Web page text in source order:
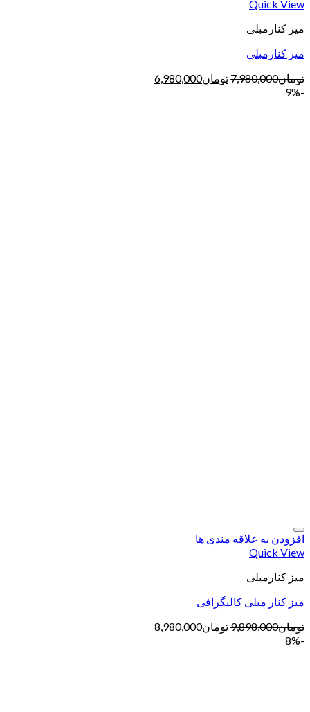
Quick View
میز کنارمبلی
میز کنارمبلی
تومان7,980,000تومان6,980,000
-9%
افزودن به علاقه مندی ها
Quick View
میز کنارمبلی
میز کنار مبلی کالیگرافی
تومان9,898,000تومان8,980,000
-8%